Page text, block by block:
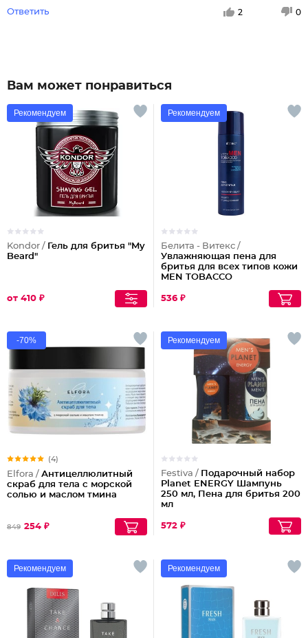
Ответить 2 0
Вам может понравиться
Рекомендуем
Kondor / Гель для бритья "My
Beard"
от 410 ₽
Рекомендуем
Белита - Витекс /
Увлажняющая пена для
бритья для всех типов кожи
MEN TOBACCO
536 ₽
-70%
(4)
Elfora / Антицеллюлитный
скраб для тела с морской
солью и маслом тмина
849 254 ₽
Рекомендуем
Festiva / Подарочный набор
Planet ENERGY Шампунь
250 мл, Пена для бритья 200
мл
572 ₽
Рекомендуем Рекомендуем